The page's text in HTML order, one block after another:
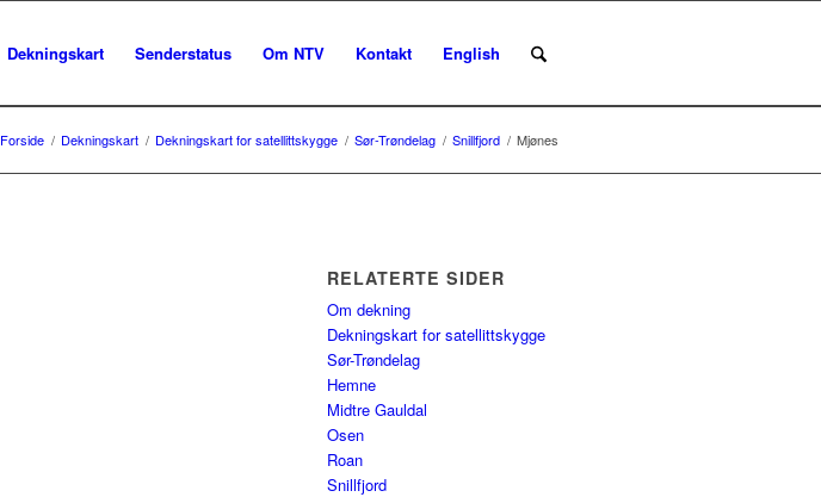
Dekningskart Senderstatus Om NTV Kontakt English
Forside / Dekningskart / Dekningskart for satellittskygge / Sør-Trøndelag / Snillfjord / Mjønes
RELATERTE SIDER
Om dekning
Dekningskart for satellittskygge
Sør-Trøndelag
Hemne
Midtre Gauldal
Osen
Roan
Snillfjord